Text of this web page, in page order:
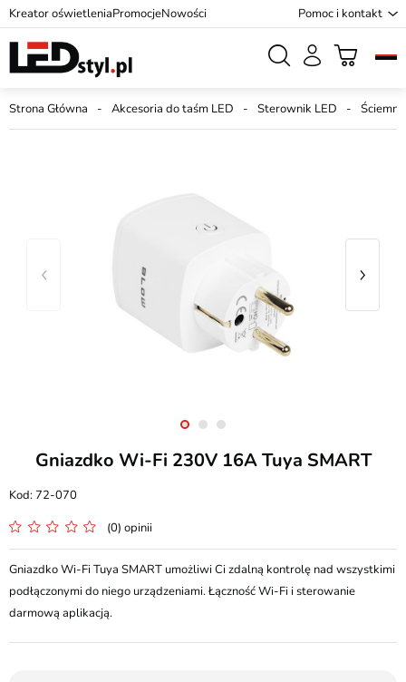
Kreator oświetleniaPromocjeNowości Pomoc i kontakt
Strona Główna Akcesoria do taśm LED Sterownik LED
Gniazdko Wi-Fi 230V 16A Tuya SMART
72-070
(0) opinii
Gniazdko Wi-Fi Tuya SMART umożliwi Ci zdalną kontrolę nad wszystkimi
podłączonymi do niego urządzeniami. Łączność Wi-Fi i sterowanie
darmową aplikacją.